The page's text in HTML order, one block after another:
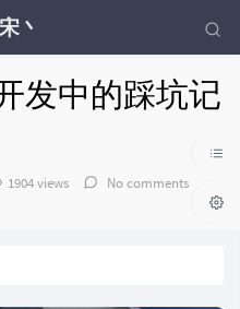
丶
发中的踩坑记
1904 views
No comments